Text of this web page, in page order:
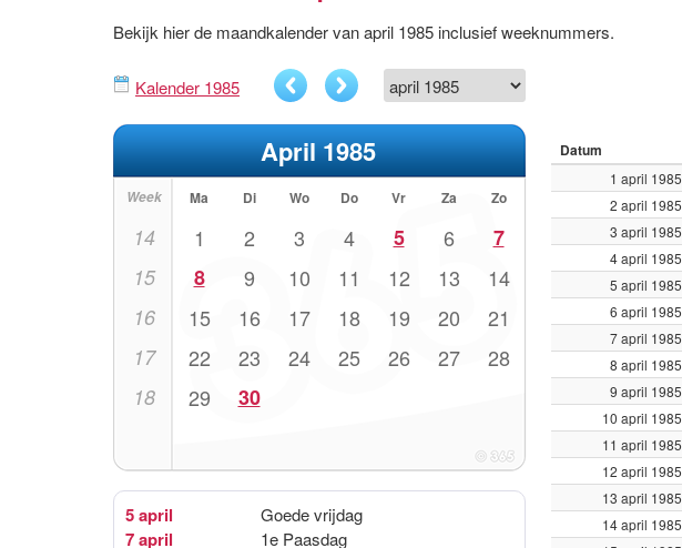
Bekijk hier de maandkalender van april 1985 inclusief weeknummers.
Kalender 1985
April 1985
Week Ma Di Wo Do Vr Za Zo
14 1 2 3 4 5 6 7
15 8 9 10 11 12 13 14
16 15 16 17 18 19 20 21
17 22 23 24 25 26 27 28
18 29 30
5 april Goede vrijdag
7 april 1e Paasdag
Datum
1 april 1985
2 april 1985
3 april 1985
4 april 1985
5 april 1985
6 april 1985
7 april 1985
8 april 1985
9 april 1985
10 april 1985
11 april 1985
12 april 1985
13 april 1985
14 april 1985